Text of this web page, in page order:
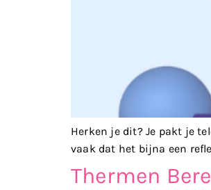
Herken je dit? Je pakt je
vaak dat het bijna een
Thermen